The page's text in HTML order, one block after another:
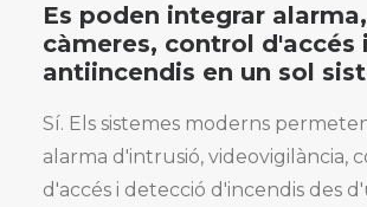
Es poden integrar alarma,
càmeres, control d'accés i
antiincendis en un sol
Sí. Els sistemes moderns
alarma d'intrusió, videovigilància,
d'accés i detecció d'incendis des